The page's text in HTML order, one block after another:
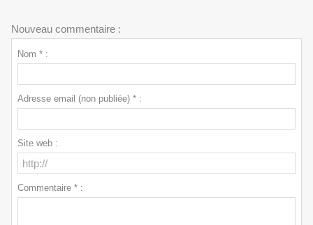
Nouveau commentaire :
Nom * :
Adresse email (non publiée) * :
Site web :
Commentaire * :